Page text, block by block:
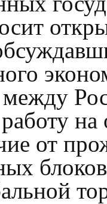
между
работу
от